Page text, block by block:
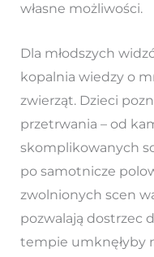
własne możliwości.
Dla młodszych
kopalnia wiedzy o
zwierząt. Dzieci
przetrwania – od
skomplikowanych
po samotnicze
zwolnionych scen
pozwalają dostrzec
tempie umknęłyby